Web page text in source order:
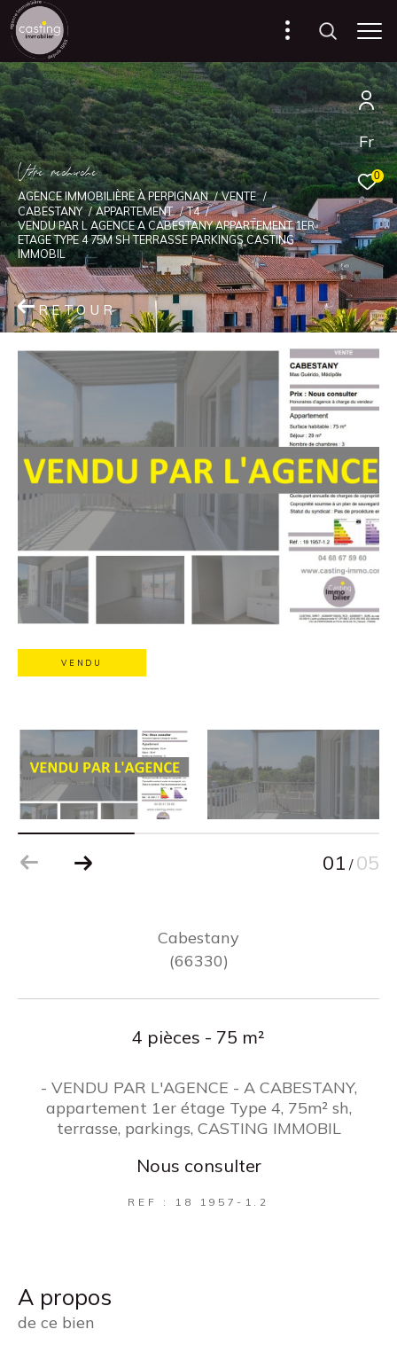
Fr
0
Vore recece
AGENCE IMMOBILIÈRE À PERPIGNAN
VENTE
CABESTANY
APPARTEMENT
T4
VENDU PAR L AGENCE A CABESTANY APPARTEMENT 1ER
ETAGE TYPE 4 75M SH TERRASSE PARKINGS CASTING
IMMOBIL
RETOUR
VENDU
01 / 05
Cabestany
(66330)
4 pièces - 75 m²
- VENDU PAR L'AGENCE - A CABESTANY,
appartement 1er étage Type 4, 75m² sh,
terrasse, parkings, CASTING IMMOBIL
Nous consulter
REF : 18 1957-1.2
a propos
de ce bien